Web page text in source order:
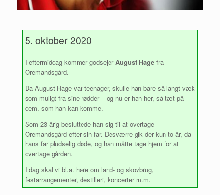
5. oktober 2020
I eftermiddag kommer godsejerAugust Hage fra
Oremandsgård.
Da August Hage var teenager, skulle han bare så langt væk
som muligt fra sine rødder – og nu er han her, så tæt på
dem, som han kan komme.
Som 23 årig besluttede han sig til at overtage
Oremandsgård efter sin far. Desværre gik der kun to år, da
hans far pludselig døde, og han måtte tage hjem for at
overtage gården.
I dag skal vi bl.a. høre om land- og skovbrug,
festarrangementer, destilleri, koncerter m.m.